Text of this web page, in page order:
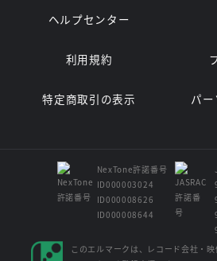
ヘルプセンター
利用規約
特定商取引の表示
パ
NexTone許諾番号
ID000003024
ID000008626
ID000008644
このエルマークは、レコード会社・